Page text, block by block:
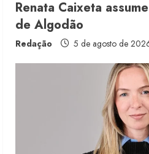
Renata Caixeta
de Algodão
Redação 5 de agosto de